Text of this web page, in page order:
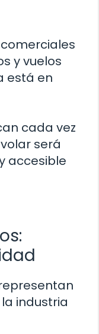
y vuelos
está en
cada vez
será
accesible
industria